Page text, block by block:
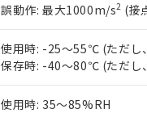
誤動作: 最大1000m/s2 (接
使用時: -25～55℃ (ただし
保存時: -40～80℃ (ただし
使用時: 35～85%RH